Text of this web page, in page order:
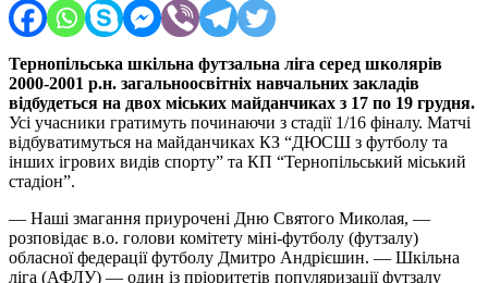
Тернопільська шкільна футзальна ліга серед школярів
2000-2001 р.н. загальноосвітніх навчальних закладів
відбудеться на двох міських майданчиках з 17 по 19 грудня.
Усі учасники гратимуть починаючи з стадії 1/16 фіналу. Матчі
відбуватимуться на майданчиках КЗ “ДЮСШ з футболу та
інших ігрових видів спорту” та КП “Тернопільський міський
стадіон”.
— Наші змагання приурочені Дню Святого Миколая, —
розповідає в.о. голови комітету міні-футболу (футзалу)
обласної федерації футболу Дмитро Андрієшин. — Шкільна
ліга (АФЛУ) — один із пріоритетів популяризації футзалу